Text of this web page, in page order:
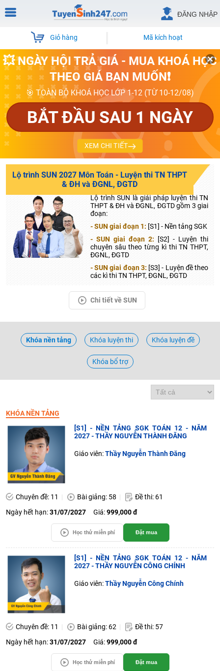
ĐĂNG NHẬP
Giỏ hàng Mã kích hoạt
💥 NGÀY HỘI TRẢ GIÁ - MUA KHOÁ HỌC
THEO GIÁ BẠN MUỐN❗
🎯 TOÀN BỘ KHOÁ HỌC LỚP 1-12 (TỪ 10-12/08)
BẮT ĐẦU SAU 1 NGÀY
XEM CHI TIẾT
Lộ trình SUN 2027 Môn Toán - Luyện thi TN THPT
& ĐH và ĐGNL, ĐGTD
Lộ trình SUN là giải pháp luyện thi TN
THPT & ĐH và ĐGNL, ĐGTD gồm 3 giai
đoạn:
- SUN giai đoạn 1: [S1] - Nền tảng SGK
- SUN giai đoạn 2: [S2] - Luyện thi
chuyên sâu theo từng kì thi TN THPT,
ĐGNL, ĐGTD
- SUN giai đoạn 3: [S3] - Luyện đề theo
các kì thi TN THPT, ĐGNL, ĐGTD
Chi tiết về SUN
Khóa nền tảng Khóa luyện thi Khóa luyện đề
Khóa bổ trợ
KHÓA NỀN TẢNG
[S1] - NỀN TẢNG SGK TOÁN 12 - NĂM
2027 - THẦY NGUYỄN THÀNH ĐĂNG
Giáo viên:Thầy Nguyễn Thành Đăng
Chuyên đề: 11 Bài giảng: 58
Đề thi: 61
Ngày hết hạn:31/07/2027 Giá:999,000 đ
Học thử miễn phí Đặt mua
[S1] - NỀN TẢNG SGK TOÁN 12 - NĂM
2027 - THẦY NGUYỄN CÔNG CHÍNH
Giáo viên:Thầy Nguyễn Công Chính
Chuyên đề: 11 Bài giảng: 62
Đề thi: 57
Ngày hết hạn:31/07/2027 Giá:999,000 đ
Học thử miễn phí Đặt mua